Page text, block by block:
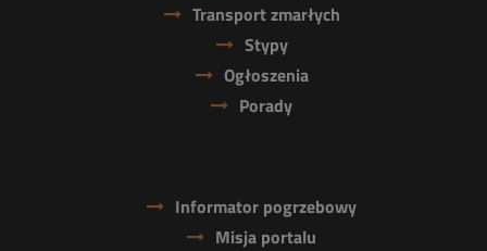
Transport zmarłych
Stypy
Ogłoszenia
Porady
Informator pogrzebowy
Misja portalu